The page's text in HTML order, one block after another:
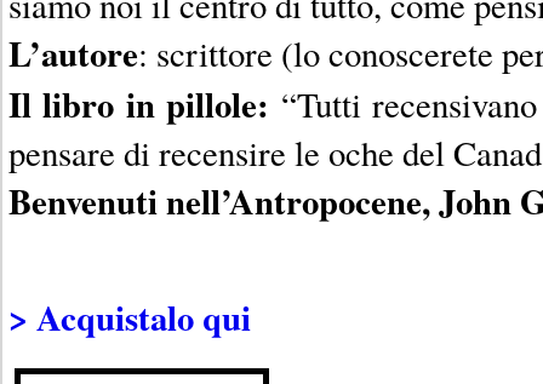
L’autore: scrittore (lo conoscerete
Il libro in pillole: “Tutti
pensare di recensire le oche del
Benvenuti nell’Antropocene, John
> Acquistalo qui